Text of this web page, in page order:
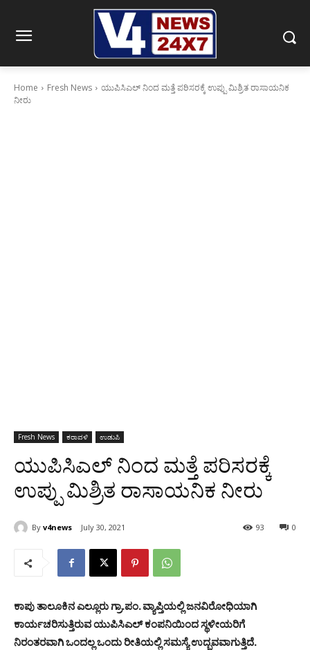
Home Fresh News
ಯುಪಿಸಿಎಲ್‌ ನಿಂದ ಮತ್ತೆ ಪರಿಸರಕ್ಕೆ ಉಪ್ಪು ಮಿಶ್ರಿತ ರಾಸಾಯನಿಕ
ನೀರು
Fresh News ಕರಾವಳಿ ಉಡುಪಿ
ಯುಪಿಸಿಎಲ್‌ ನಿಂದ ಮತ್ತೆ ಪರಿಸರಕ್ಕೆ
ಉಪ್ಪು ಮಿಶ್ರಿತ ರಾಸಾಯನಿಕ ನೀರು
By v4news July 30, 2021 0
93
ಕಾಪು ತಾಲೂಕಿನ ಎಲ್ಲೂರು ಗ್ರಾ.ಪಂ. ವ್ಯಾಪ್ತಿಯಲ್ಲಿ ಜನವಿರೋಧಿಯಾಗಿ
ಕಾರ್ಯಚರಿಸುತ್ತಿರುವ ಯುಪಿಸಿಎಲ್ ಕಂಪನಿಯಿಂದ ಸ್ಥಳೀಯರಿಗೆ
ನಿರಂತರವಾಗಿ ಒಂದಲ್ಲ ಒಂದು ರೀತಿಯಲ್ಲಿ ಸಮಸ್ಯೆ ಉದ್ಬವವಾಗುತ್ತಿದೆ.